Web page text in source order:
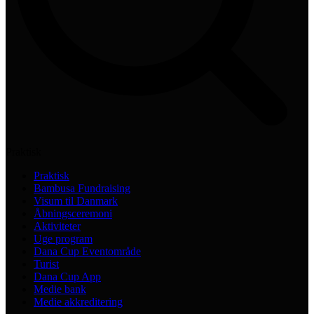
Praktisk
Bambusa Fundraising
Visum til Danmark
Åbningsceremoni
Aktiviteter
Uge program
Dana Cup Eventområde
Turist
Dana Cup App
Medie bank
Medie akkreditering